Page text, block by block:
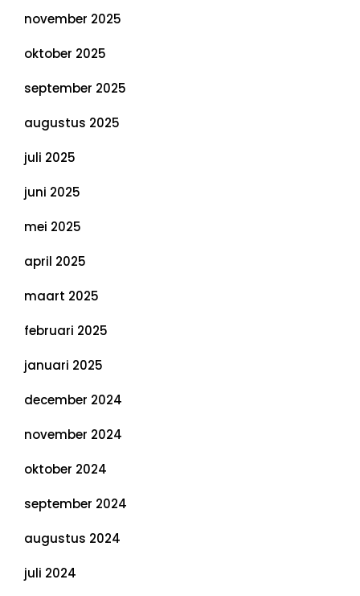
november 2025
oktober 2025
september 2025
augustus 2025
juli 2025
juni 2025
mei 2025
april 2025
maart 2025
februari 2025
januari 2025
december 2024
november 2024
oktober 2024
september 2024
augustus 2024
juli 2024